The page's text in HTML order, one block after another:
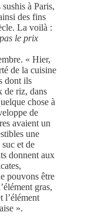
à Paris,
des fins
La voilà :
le prix
« Hier,
de la cuisine
dont ils
de riz, dans
chose à
de
avaient un
une
et de
donnent aux
pouvons être
gras,
l’élément
».